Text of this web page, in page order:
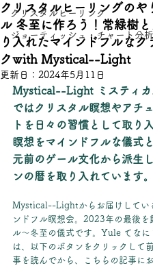
クリスタルヒーリング
ジョーティッシュ・チャート分析
クリスタルヒーリングの
ル 冬至に作ろう！常緑樹
り入れたマインドフルなク
クwith Mystical--Light
更新日： 2024年5月11日
Mystical--Light ミスティカ
ではクリスタル瞑想やアチ
トを日々の習慣として取り
瞑想をマインドフルな儀式
元前のゲール文化から派生
ンの暦を取り入れています。
Mystical--Lightからお届けしてい
ンドフル瞑想会。2023年の最後を
ル～冬至の儀式です。Yule てなに
は、以下のボタンをクリックして
事を読んでから、こちらの記事に